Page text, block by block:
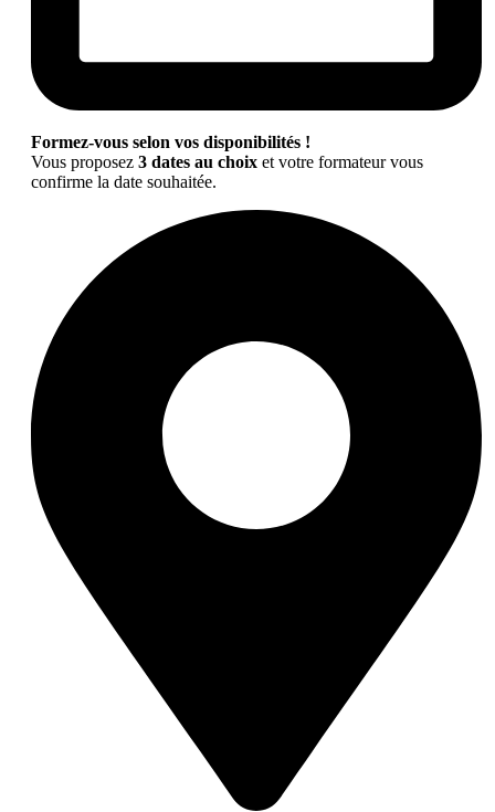
Formez-vous selon vos disponibilités !
Vous proposez 3 dates au choix et votre formateur vous
confirme la date souhaitée.